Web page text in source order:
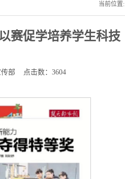
当前位置:
赛促学培养学生科技
部 点击数： 3604